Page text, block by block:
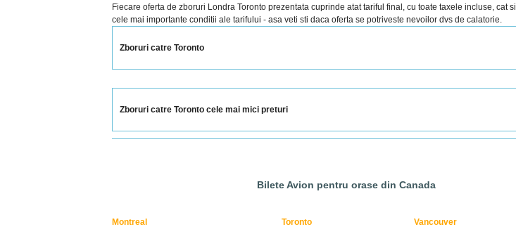
Fiecare oferta de zboruri Londra Toronto prezentata cuprinde atat tariful final, cu toate taxele incluse, cat si
cele mai importante conditii ale tarifului - asa veti sti daca oferta se potriveste nevoilor dvs de calatorie.
Zboruri catre Toronto
Zboruri catre Toronto cele mai mici preturi
Bilete Avion pentru orase din Canada
Montreal Toronto
Vancouver